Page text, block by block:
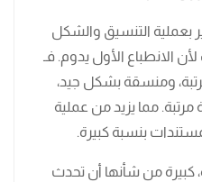
بعملية التنسيق والشكل
الانطباع الأول يدوم. فـ
ومنسقة بشكل جيد،
مما يزيد من عملية
بنسبة كبيرة.
كبيرة من شأنها أن تحدث